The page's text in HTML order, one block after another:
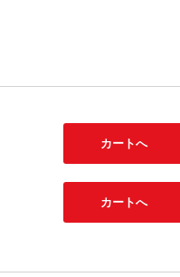
カートへ
カートへ